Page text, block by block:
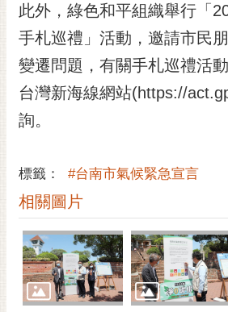
此外，綠色和平組織舉行「
手札巡禮」活動，邀請市民
變遷問題，有關手札巡禮活
台灣新海線網站(https://
詢。
標籤： #台南市氣候緊急宣言
相關圖片